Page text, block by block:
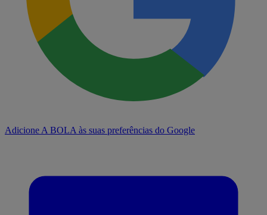
Adicione A BOLA às suas preferências do Google